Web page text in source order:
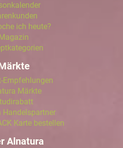
ich heute?
Magazin
Empfehlungen
Märkte
Handelspartner
Karte bestellen
Alnatura